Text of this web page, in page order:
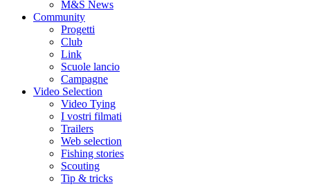
M&S News
Community
Progetti
Club
Link
Scuole lancio
Campagne
Video Selection
Video Tying
I vostri filmati
Trailers
Web selection
Fishing stories
Scouting
Tip & tricks